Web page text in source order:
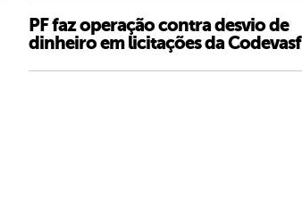
PF faz operação contra desvio de
dinheiro em licitações da Codevasf